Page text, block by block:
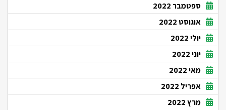
ספטמבר 2022
אוגוסט 2022
יולי 2022
יוני 2022
מאי 2022
אפריל 2022
מרץ 2022